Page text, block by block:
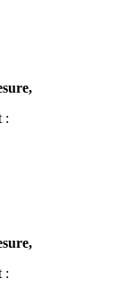
:
: